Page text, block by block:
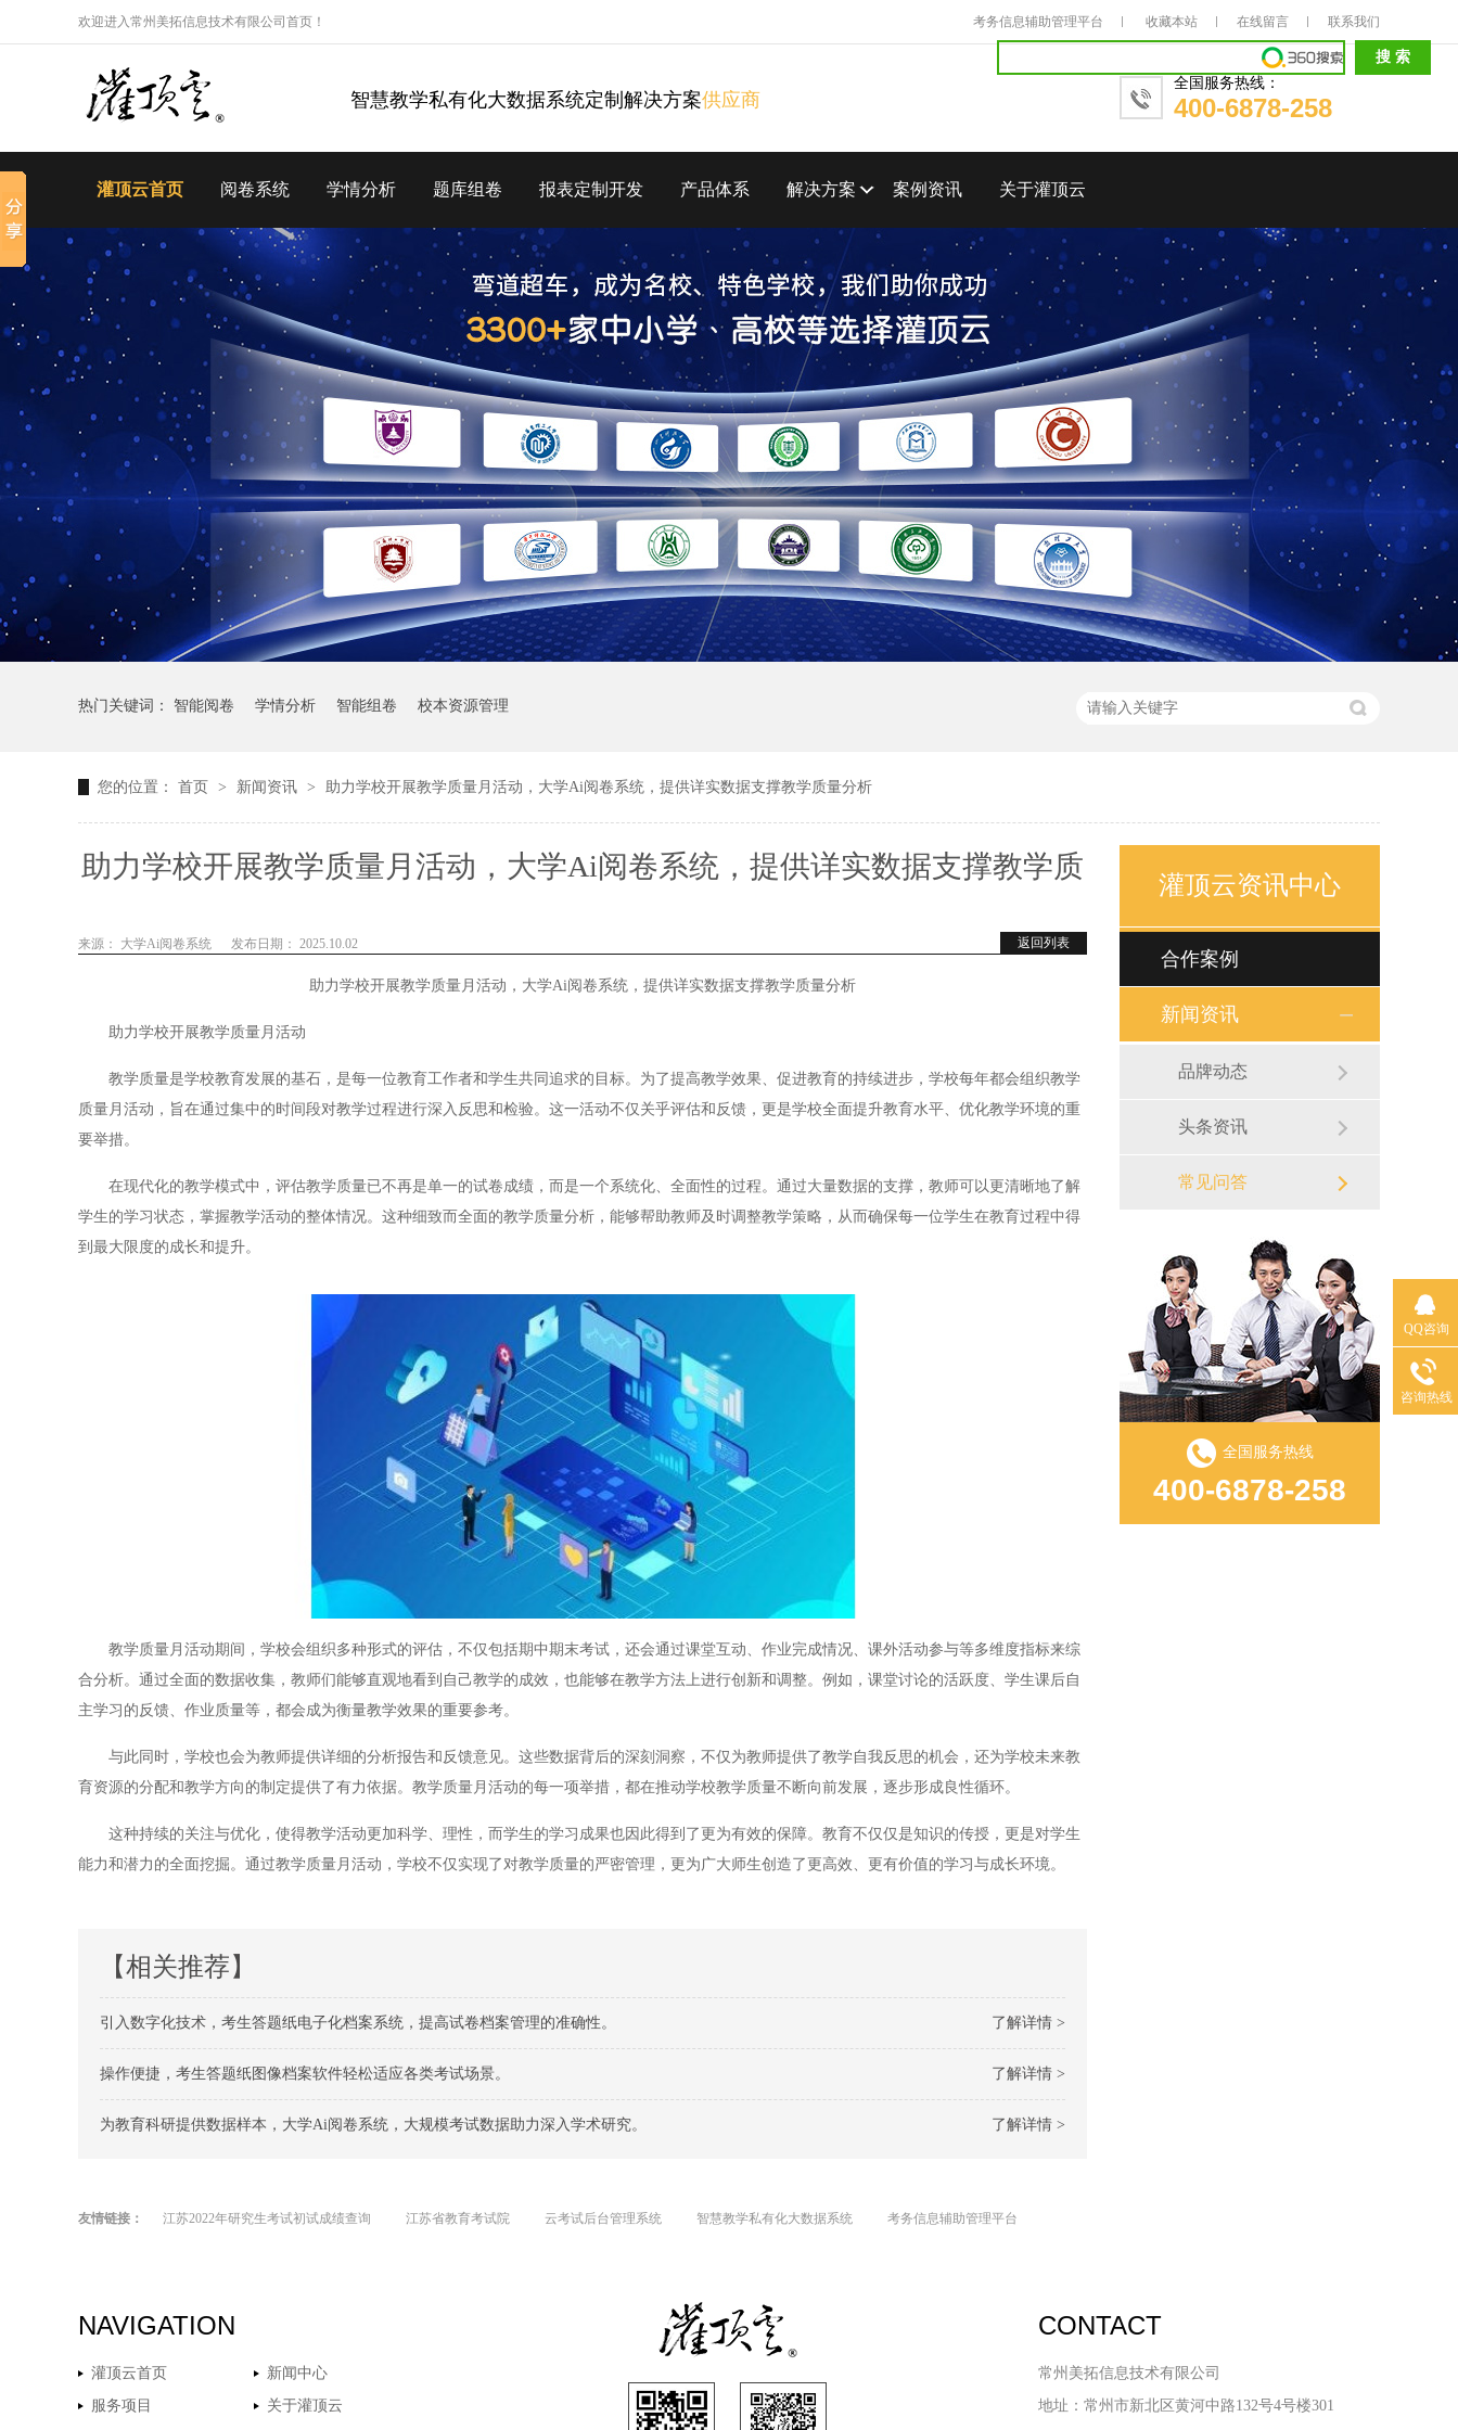
考务信息辅助管理平台 收藏本站 在线留言 联系我们
欢迎进入常州美拓信息技术有限公司首页！
智慧教学私有化大数据系统定制解决方案供应商
全国服务热线：
400-6878-258
灌顶云首页 阅卷系统 学情分析 题库组卷 报表定制开发 产品体系 解决方案 案例资讯 关于灌顶云
热门关键词： 智能阅卷 学情分析 智能组卷 校本资源管理
您的位置： 首页 > 新闻资讯 > 助力学校开展教学质量月活动，大学Ai阅卷系统，提供详实数据支撑教学质量分析
助力学校开展教学质量月活动，大学Ai阅卷系统，提供详实数据支撑教学质
返回列表
来源： 大学Ai阅卷系统 发布日期： 2025.10.02
助力学校开展教学质量月活动，大学Ai阅卷系统，提供详实数据支撑教学质量分析
助力学校开展教学质量月活动
教学质量是学校教育发展的基石，是每一位教育工作者和学生共同追求的目标。为了提高教学效果、促进教育的持续进步，学校每年都会组织教学
质量月活动，旨在通过集中的时间段对教学过程进行深入反思和检验。这一活动不仅关乎评估和反馈，更是学校全面提升教育水平、优化教学环境的重
要举措。
在现代化的教学模式中，评估教学质量已不再是单一的试卷成绩，而是一个系统化、全面性的过程。通过大量数据的支撑，教师可以更清晰地了解
学生的学习状态，掌握教学活动的整体情况。这种细致而全面的教学质量分析，能够帮助教师及时调整教学策略，从而确保每一位学生在教育过程中得
到最大限度的成长和提升。
教学质量月活动期间，学校会组织多种形式的评估，不仅包括期中期末考试，还会通过课堂互动、作业完成情况、课外活动参与等多维度指标来综
合分析。通过全面的数据收集，教师们能够直观地看到自己教学的成效，也能够在教学方法上进行创新和调整。例如，课堂讨论的活跃度、学生课后自
主学习的反馈、作业质量等，都会成为衡量教学效果的重要参考。
与此同时，学校也会为教师提供详细的分析报告和反馈意见。这些数据背后的深刻洞察，不仅为教师提供了教学自我反思的机会，还为学校未来教
育资源的分配和教学方向的制定提供了有力依据。教学质量月活动的每一项举措，都在推动学校教学质量不断向前发展，逐步形成良性循环。
这种持续的关注与优化，使得教学活动更加科学、理性，而学生的学习成果也因此得到了更为有效的保障。教育不仅仅是知识的传授，更是对学生
能力和潜力的全面挖掘。通过教学质量月活动，学校不仅实现了对教学质量的严密管理，更为广大师生创造了更高效、更有价值的学习与成长环境。
【相关推荐】
了解详情 >
引入数字化技术，考生答题纸电子化档案系统，提高试卷档案管理的准确性。
了解详情 >
操作便捷，考生答题纸图像档案软件轻松适应各类考试场景。
了解详情 >
为教育科研提供数据样本，大学Ai阅卷系统，大规模考试数据助力深入学术研究。
灌顶云资讯中心
合作案例
新闻资讯
品牌动态
头条资讯
常见问答
全国服务热线
400-6878-258
友情链接： 江苏2022年研究生考试初试成绩查询 江苏省教育考试院 云考试后台管理系统 智慧教学私有化大数据系统 考务信息辅助管理平台
NAVIGATION
灌顶云首页
新闻中心
服务项目
关于灌顶云
CONTACT
常州美拓信息技术有限公司
地址：常州市新北区黄河中路132号4号楼301
QQ咨询
咨询热线